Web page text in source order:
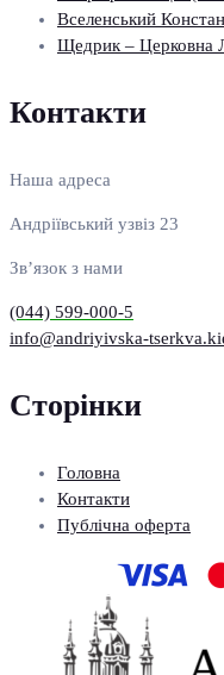
Вселенський
Щедрик – Церковна
Контакти
Наша адреса
Андріївський узвіз 23
Зв’язок з нами
(044) 599-000-5
info@andriyivska-
Сторінки
Головна
Контакти
Публічна оферта